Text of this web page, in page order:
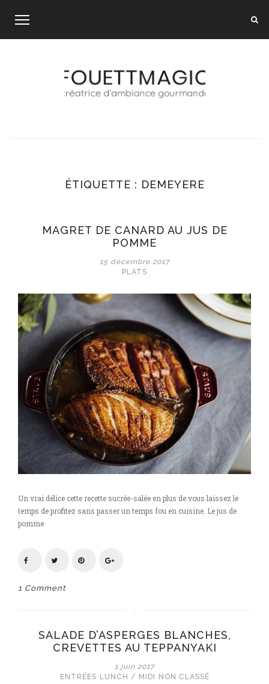
ÉTIQUETTE : DEMEYERE
MAGRET DE CANARD AU JUS DE
POMME
15 décembre 2017
PLATS
Un vrai délice cette recette sucrée-salée en plus de vous laissez le
temps de profitez sans passer un temps fou en cuisine. Le jus de
pomme
1 Comment
SALADE D’ASPERGES BLANCHES,
CREVETTES AU TEPPANYAKI
1 juin 2017
ENTRÉES LUNCH / MIDI NON CLASSÉ